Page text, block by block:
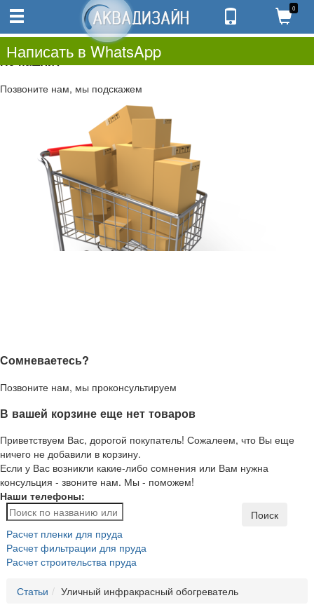
0.00
0
Не нашли?
Позвоните нам, мы подскажем
Сомневаетесь?
Позвоните нам, мы проконсультируем
В вашей корзине еще нет товаров
Приветствуем Вас, дорогой покупатель! Сожалеем, что Вы еще
ничего не добавили в корзину.
Если у Вас возникли какие-либо сомнения или Вам нужна
консульция - звоните нам. Мы - поможем!
Наши телефоны:
0
Написать в WhatsApp
Поиск
Расчет пленки для пруда
Расчет фильтрации для пруда
Расчет строительства пруда
Статьи Уличный инфракрасный обогреватель